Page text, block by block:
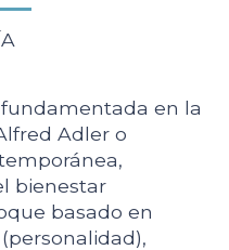
en la
Adler o
bienestar
basado en